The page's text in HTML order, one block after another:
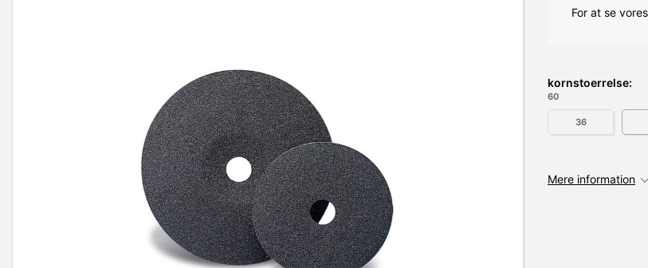
For at se
kornstoerrelse:
60
36
Mere information